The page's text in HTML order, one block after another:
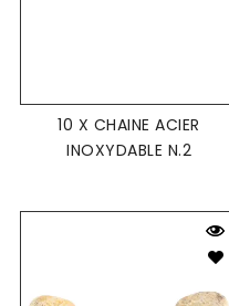
10 X CHAINE ACIER
INOXYDABLE N.2